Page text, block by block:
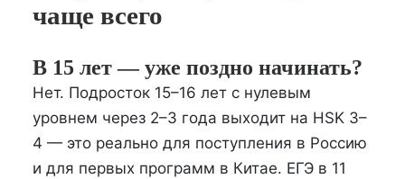
чаще всего
В 15 лет — уже поздно начинать?
Нет. Подросток 15–16 лет с нулевым
уровнем через 2–3 года выходит на HSK 3–
4 — это реально для поступления в Россию
и для первых программ в Китае. ЕГЭ в 11